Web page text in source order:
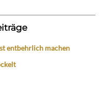
entbehrlich machen